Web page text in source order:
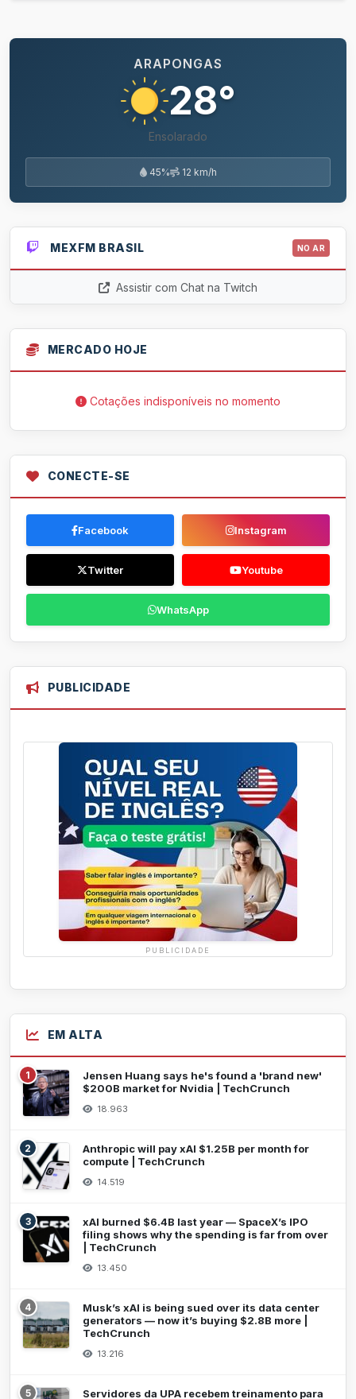
ARAPONGAS
28°
Ensolarado
45% 12 km/h
MEXFM BRASIL NO AR
Assistir com Chat na Twitch
MERCADO HOJE
Cotações indisponíveis no momento
CONECTE-SE
Facebook Instagram
Twitter Youtube
WhatsApp
PUBLICIDADE
PUBLICIDADE
EM ALTA
1
Jensen Huang says he's found a 'brand new'
$200B market for Nvidia | TechCrunch
18.963
2
Anthropic will pay xAI $1.25B per month for
compute | TechCrunch
14.519
3
xAI burned $6.4B last year — SpaceX’s IPO
filing shows why the spending is far from over
| TechCrunch
13.450
4
Musk’s xAI is being sued over its data center
generators — now it’s buying $2.8B more |
TechCrunch
13.216
5 Servidores da UPA recebem treinamento para